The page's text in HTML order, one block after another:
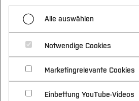
Studium
Studienangebote
Bachelorstudiengänge
Masterstudiengänge
Vor dem Studium
Bewerben & Einschreiben
Bewerbungsportal
Im Studium
Studienbüros und
Nach dem Studium
Forschung &
Profil
Forschungs- und
Schwerpunkte (FuT)
Beratung & Förderung
Nachhaltigkeit
Nachhaltigkeit studieren
International
20.05.2026
Studiengang erhält
Spitzenbewertung
Berufspraxis.
Alle auswählen
Notwendige Cookies
Marketingrelevante Cookies
Einbettung YouTube-Videos